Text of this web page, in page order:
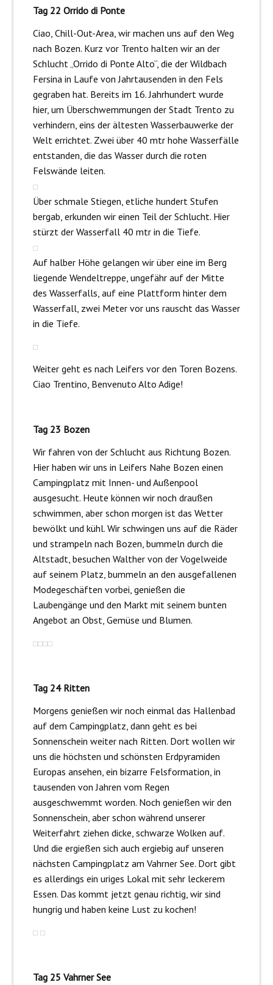
Tag 22 Orrido di Ponte
Ciao, Chill-Out-Area, wir machen uns auf den Weg
nach Bozen. Kurz vor Trento halten wir an der
Schlucht „Orrido di Ponte Alto“, die der Wildbach
Fersina in Laufe von Jahrtausenden in den Fels
gegraben hat. Bereits im 16. Jahrhundert wurde
hier, um Überschwemmungen der Stadt Trento zu
verhindern, eins der ältesten Wasserbauwerke der
Welt errichtet. Zwei über 40 mtr hohe Wasserfälle
entstanden, die das Wasser durch die roten
Felswände leiten.
Über schmale Stiegen, etliche hundert Stufen
bergab, erkunden wir einen Teil der Schlucht. Hier
stürzt der Wasserfall 40 mtr in die Tiefe.
Auf halber Höhe gelangen wir über eine im Berg
liegende Wendeltreppe, ungefähr auf der Mitte
des Wasserfalls, auf eine Plattform hinter dem
Wasserfall, zwei Meter vor uns rauscht das Wasser
in die Tiefe.
Weiter geht es nach Leifers vor den Toren Bozens.
Ciao Trentino, Benvenuto Alto Adige!
Tag 23 Bozen
Wir fahren von der Schlucht aus Richtung Bozen.
Hier haben wir uns in Leifers Nahe Bozen einen
Campingplatz mit Innen- und Außenpool
ausgesucht. Heute können wir noch draußen
schwimmen, aber schon morgen ist das Wetter
bewölkt und kühl. Wir schwingen uns auf die Räder
und strampeln nach Bozen, bummeln durch die
Altstadt, besuchen Walther von der Vogelweide
auf seinem Platz, bummeln an den ausgefallenen
Modegeschäften vorbei, genießen die
Laubengänge und den Markt mit seinem bunten
Angebot an Obst, Gemüse und Blumen.
Tag 24 Ritten
Morgens genießen wir noch einmal das Hallenbad
auf dem Campingplatz, dann geht es bei
Sonnenschein weiter nach Ritten. Dort wollen wir
uns die höchsten und schönsten Erdpyramiden
Europas ansehen, ein bizarre Felsformation, in
tausenden von Jahren vom Regen
ausgeschwemmt worden. Noch genießen wir den
Sonnenschein, aber schon während unserer
Weiterfahrt ziehen dicke, schwarze Wolken auf.
Und die ergießen sich auch ergiebig auf unseren
nächsten Campingplatz am Vahrner See. Dort gibt
es allerdings ein uriges Lokal mit sehr leckerem
Essen. Das kommt jetzt genau richtig, wir sind
hungrig und haben keine Lust zu kochen!
Tag 25 Vahrner See